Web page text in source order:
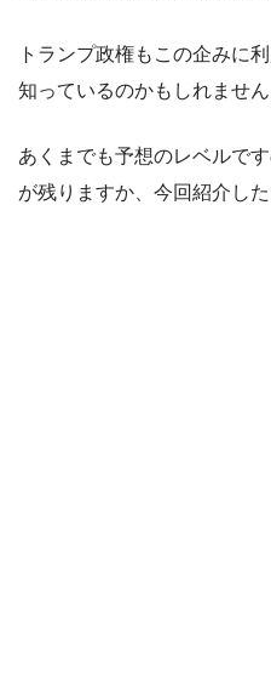
トランプ政権もこの企みに
知っているのかもしれません
あくまでも予想のレベルで
が残りますか、今回紹介し